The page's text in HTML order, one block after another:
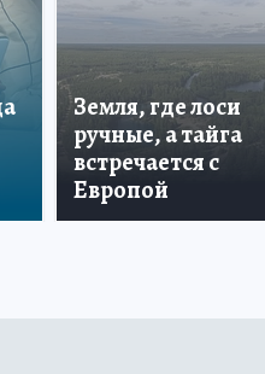
Земля, где лоси
ручные, а тайга
встречается с
Европой